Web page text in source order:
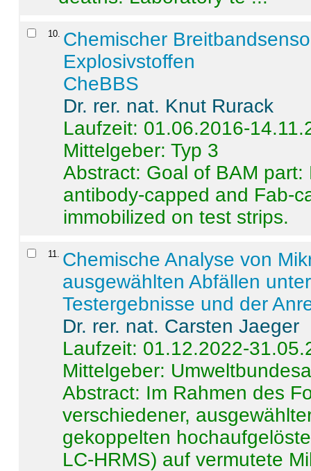
10 Chemischer
Explosivstoffen
CheBBS
Dr. rer. nat. Knut Rurack
Laufzeit: 01.06.2016-
Mittelgeber: Typ 3
Abstract: Goal of BAM
antibody-capped and Fab-
immobilized on test strips.
11
Chemische Analyse von
ausgewählten Abfällen
Testergebnisse und der
Dr. rer. nat. Carsten Jaeger
Laufzeit: 01.12.2022-
Mittelgeber:
Abstract: Im Rahmen des
verschiedener,
gekoppelten
LC-HRMS) auf vermutete